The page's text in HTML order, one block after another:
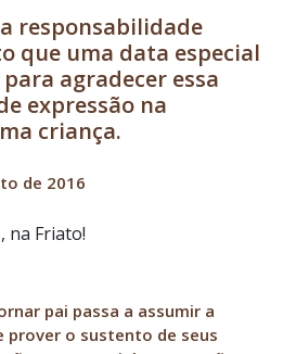
responsabilidade
que uma data especial
agradecer essa
expressão na
criança.
de 2016
pai passa a assumir a
prover o sustento de seus